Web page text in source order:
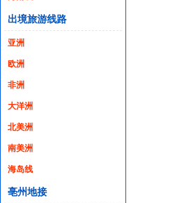
出境旅游线路
亚洲
欧洲
非洲
大洋洲
北美洲
南美洲
海岛线
亳州地接